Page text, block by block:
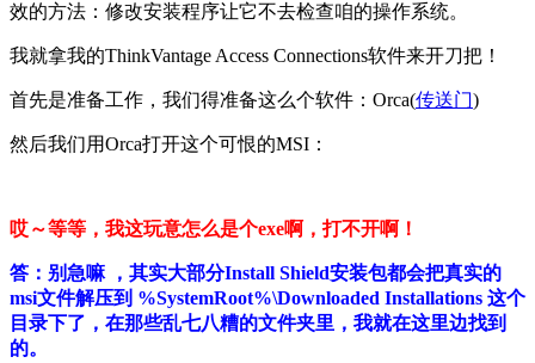
效的方法：修改安装程序让它不去检查咱的操作系统。
我就拿我的ThinkVantage Access Connections软件来开刀把！
首先是准备工作，我们得准备这么个软件：Orca(传送门)
然后我们用Orca打开这个可恨的MSI：
哎～等等，我这玩意怎么是个exe啊，打不开啊！
答：别急嘛 ，其实大部分Install Shield安装包都会把真实的
msi文件解压到 %SystemRoot%\Downloaded Installations 这个
目录下了，在那些乱七八糟的文件夹里，我就在这里边找到
的。